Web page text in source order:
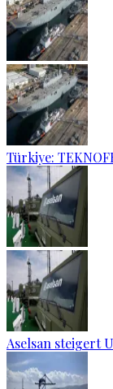
Türkiye:
Aselsan steigert